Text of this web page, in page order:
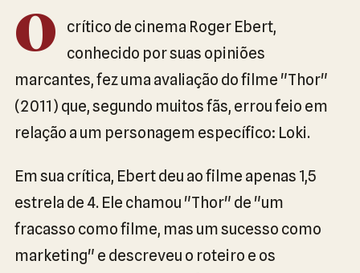
O
crítico de cinema Roger Ebert,
conhecido por suas opiniões
marcantes, fez uma avaliação do filme "Thor"
(2011) que, segundo muitos fãs, errou feio em
relação a um personagem específico: Loki.
Em sua crítica, Ebert deu ao filme apenas 1,5
estrela de 4. Ele chamou "Thor" de "um
fracasso como filme, mas um sucesso como
marketing" e descreveu o roteiro e os